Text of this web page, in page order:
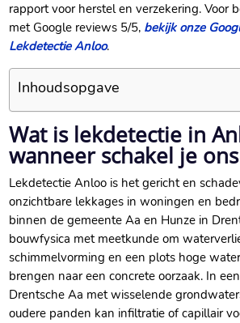
rapport voor herstel en verzekering. Voor
met Google reviews 5/5, bekijk onze
Lekdetectie Anloo.
Inhoudsopgave
Wat is lekdetectie in
wanneer schakel je
Lekdetectie Anloo is het gericht en
onzichtbare lekkages in woningen en
binnen de gemeente Aa en Hunze in
bouwfysica met meetkunde om
schimmelvorming en een plots hoge
brengen naar een concrete oorzaak. In
Drentsche Aa met wisselende
oudere panden kan infiltratie of capillair